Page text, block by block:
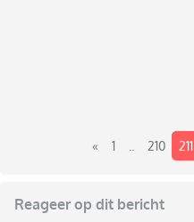
« 1 210 211
Reageer op dit bericht